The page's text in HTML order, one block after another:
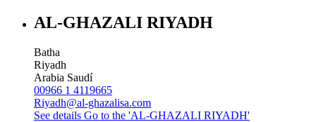
AL-GHAZALI RIYADH
Batha
Riyadh
Arabia Saudí
00966 1 4119665
Riyadh@al-ghazalisa.com
See details Go to the 'AL-GHAZALI RIYADH'